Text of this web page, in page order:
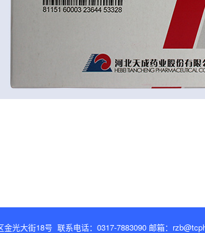
光大街18号 联系电话：0317-7883090 邮箱：